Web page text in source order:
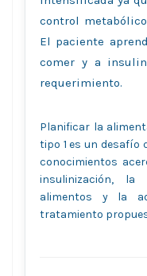
control
El paciente
comer y a
requerimiento.
Planificar la
tipo 1 es un desafío
conocimientos
insulinización, la
alimentos y la
tratamiento